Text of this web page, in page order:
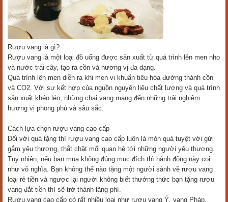
Rượu vang là gì?
Rượu vang là một loại đồ uống được sản xuất từ quá trình lên men nho
và nước trái cây, tạo ra cồn và hương vị đa dạng.
Quá trình lên men diễn ra khi men vi khuẩn tiêu hóa đường thành cồn
và CO2. Với sự kết hợp của nguồn nguyên liệu chất lượng và quá trình
sản xuất khéo léo, những chai vang mang đến những trải nghiệm
hương vị phong phú và sâu sắc.
Cách lựa chọn rượu vang cao cấp
Đối với quà tặng thì rượu vang cao cấp luôn là món quà tuyệt vời gửi
gắm yêu thương, thắt chặt mối quan hệ tới những người yêu thương.
Tuy nhiên, nếu bạn mua không đúng mục đích thì hành động này coi
như vô nghĩa. Bạn không thể nào tặng một người sành về rượu vang
loại rẻ tiền và ngược lại người không biết thưởng thức bạn tặng rượu
vang đắt tiền thì sẽ trở thành lãng phí.
Rượu vang cao cấp có rất nhiều loại như rượu vang Ý, vang Pháp,